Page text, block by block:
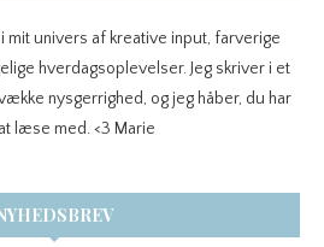
mit univers af kreative input, farverige
hverdagsoplevelser. Jeg skriver i et
nysgerrighed, og jeg håber, du har
læse med. <3 Marie